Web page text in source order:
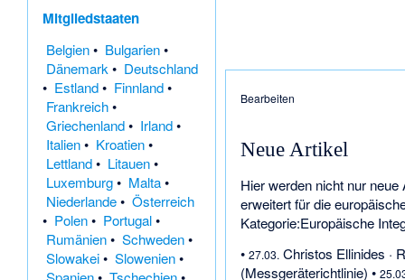
Mitgliedstaaten
Belgien• Bulgarien•
Dänemark• Deutschland
• Estland• Finnland•
Frankreich•
Griechenland• Irland•
Italien• Kroatien•
Lettland• Litauen•
Luxemburg• Malta•
Niederlande• Österreich
• Polen• Portugal•
Rumänien• Schweden•
Slowakei• Slowenien•
Bearbeiten
Neue Artikel
Hier werden nicht nur
erweitert für die
Kategorie:Europäische
• 27.03. Christos Ellinides ·
(Messgeräterichtlinie) •